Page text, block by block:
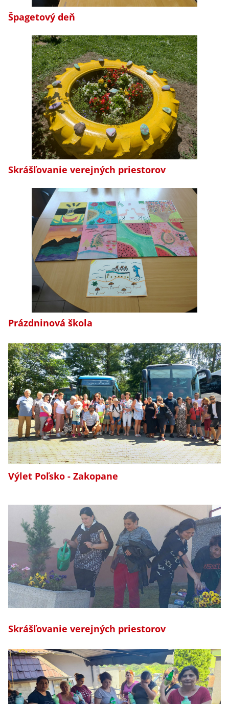
Špagetový deň
Skrášľovanie verejných priestorov
Prázdninová škola
Výlet Poľsko - Zakopane
Skrášľovanie verejných priestorov